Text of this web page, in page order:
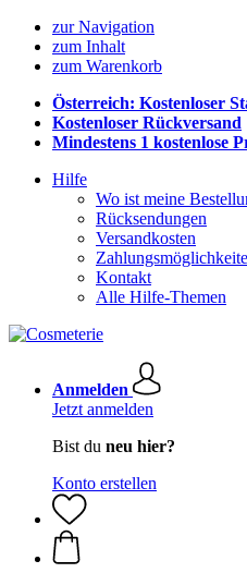
zur Navigation
zum Inhalt
zum Warenkorb
Österreich: Kostenloser
Kostenloser Rückversand
Mindestens 1 kostenlose
Hilfe
Wo ist meine
Rücksendungen
Versandkosten
Kontakt
Alle Hilfe-Themen
Anmelden
Jetzt anmelden
Bist du neu hier?
Konto erstellen